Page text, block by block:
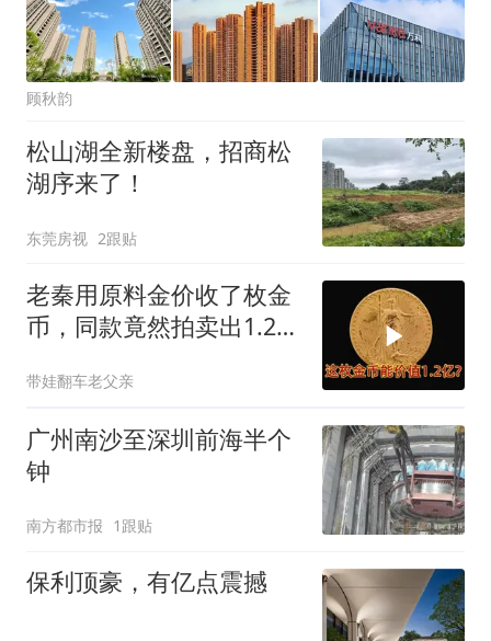
顾秋韵
松山湖全新楼盘，招商松
湖序来了！
东莞房视 2跟贴
老秦用原料金价收了枚金
币，同款竟然拍卖出1.2
带娃翻车老父亲
广州南沙至深圳前海半个
钟
南方都市报 1跟贴
保利顶豪，有亿点震撼